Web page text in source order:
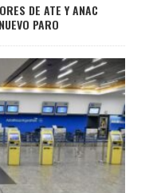
DE ATE Y ANAC
PARO